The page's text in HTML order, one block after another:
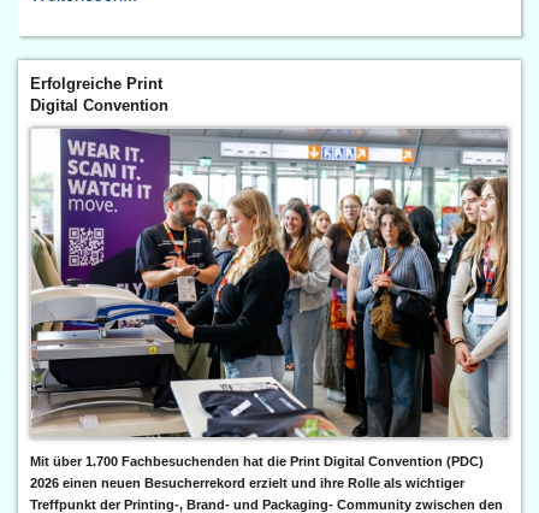
Erfolgreiche Print
Digital Convention
Mit über 1.700 Fachbesuchenden hat die Print Digital Convention (PDC)
2026 einen neuen Besucherrekord erzielt und ihre Rolle als wichtiger
Treffpunkt der Printing-, Brand- und Packaging- Community zwischen den